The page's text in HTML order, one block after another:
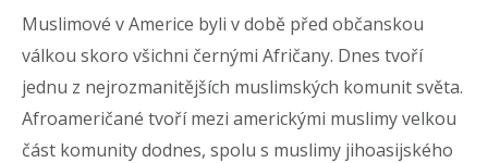
Muslimové v Americe byli v době před občanskou
válkou skoro všichni černými Afričany. Dnes tvoří
jednu z nejrozmanitějších muslimských komunit světa.
Afroameričané tvoří mezi americkými muslimy velkou
část komunity dodnes, spolu s muslimy jihoasijského